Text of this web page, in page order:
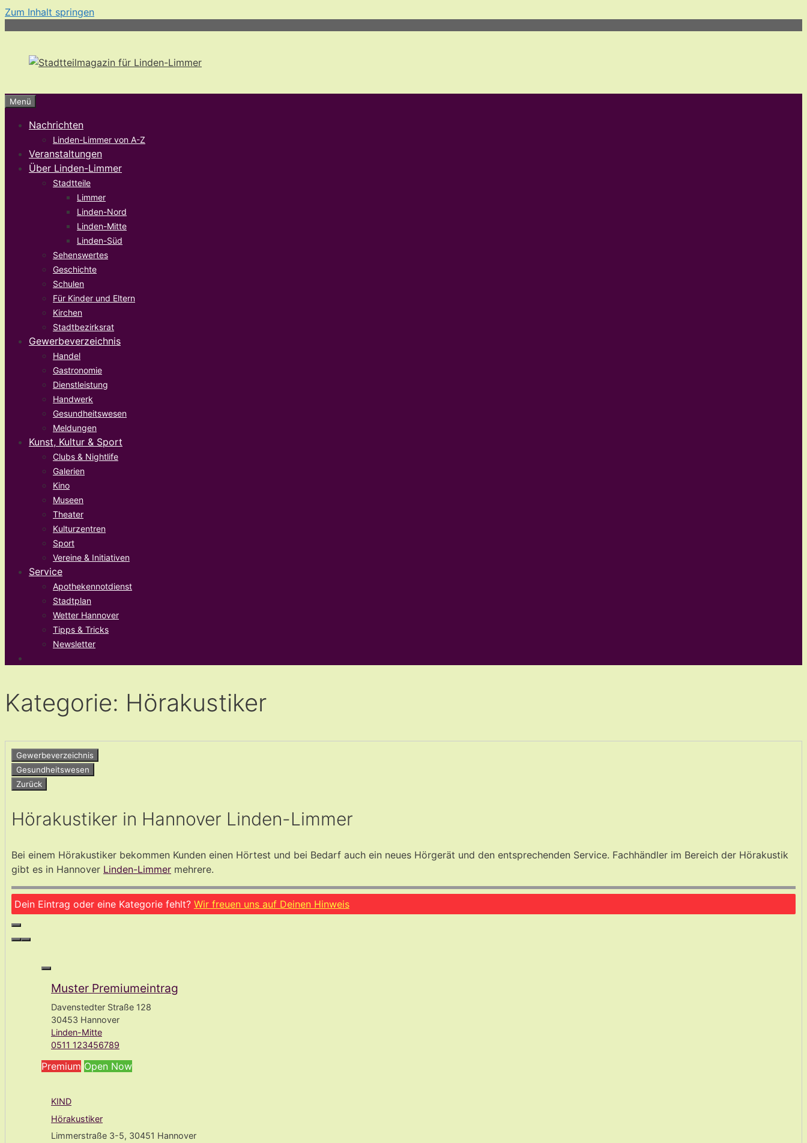
Zum Inhalt springen
Menü
Nachrichten
Linden-Limmer von A-Z
Veranstaltungen
Über Linden-Limmer
Stadtteile
Limmer
Linden-Nord
Linden-Mitte
Linden-Süd
Sehenswertes
Geschichte
Schulen
Für Kinder und Eltern
Kirchen
Stadtbezirksrat
Gewerbeverzeichnis
Handel
Gastronomie
Dienstleistung
Handwerk
Gesundheitswesen
Meldungen
Kunst, Kultur & Sport
Clubs & Nightlife
Galerien
Kino
Museen
Theater
Kulturzentren
Sport
Vereine & Initiativen
Service
Apothekennotdienst
Stadtplan
Wetter Hannover
Tipps & Tricks
Newsletter
Kategorie: Hörakustiker
Gewerbeverzeichnis
Gesundheitswesen
Zurück
Hörakustiker in Hannover Linden-Limmer
Bei einem Hörakustiker bekommen Kunden einen Hörtest und bei Bedarf auch ein neues Hörgerät und den entsprechenden Service. Fachhändler im Bereich der Hörakustik
gibt es in Hannover Linden-Limmer mehrere.
Dein Eintrag oder eine Kategorie fehlt? Wir freuen uns auf Deinen Hinweis
Muster Premiumeintrag
Davenstedter Straße 128
30453 Hannover
Linden-Mitte
0511 123456789
Premium Open Now
KIND
Hörakustiker
Limmerstraße 3-5, 30451 Hannover